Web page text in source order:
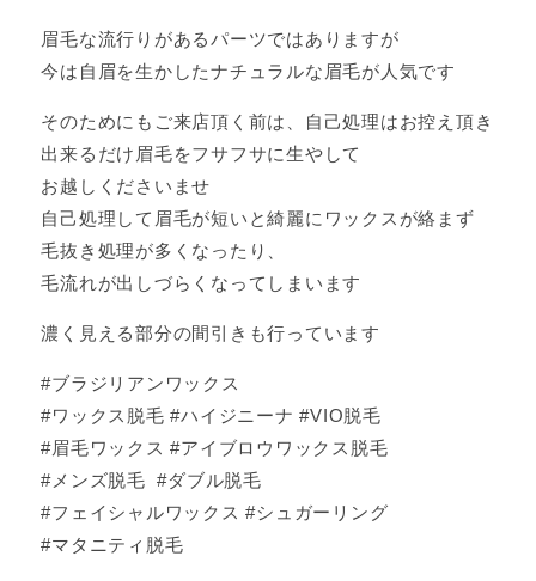
眉毛な流行りがあるパーツではありますが
今は自眉を生かしたナチュラルな眉毛が人気です
そのためにもご来店頂く前は、自己処理はお控え頂き
出来るだけ眉毛をフサフサに生やして
お越しくださいませ
自己処理して眉毛が短いと綺麗にワックスが絡まず
毛抜き処理が多くなったり、
毛流れが出しづらくなってしまいます
濃く見える部分の間引きも行っています
#ブラジリアンワックス
#ワックス脱毛 #ハイジニーナ #VIO脱毛
#眉毛ワックス #アイブロウワックス脱毛
#メンズ脱毛 #ダブル脱毛
#フェイシャルワックス #シュガーリング
#マタニティ脱毛